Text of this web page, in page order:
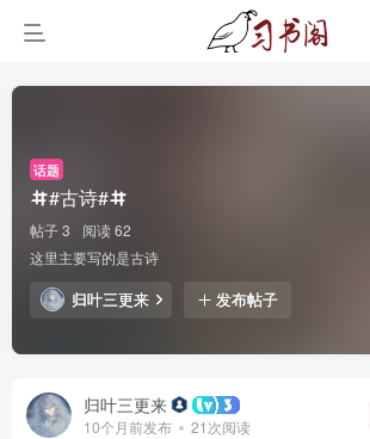
话题
#古诗#
帖子 3
阅读 62
这里主要写的是古诗
归叶三更来 发布帖子
归叶三更来
10个月前发布 21次阅读